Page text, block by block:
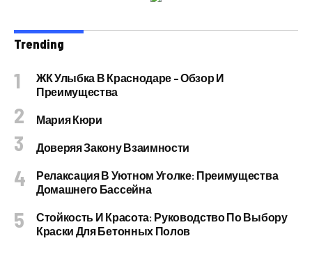
Trending
ЖК Улыбка В Краснодаре – Обзор И
Преимущества
Мария Кюри
Доверяя Закону Взаимности
Релаксация В Уютном Уголке: Преимущества
Домашнего Бассейна
Стойкость И Красота: Руководство По Выбору
Краски Для Бетонных Полов